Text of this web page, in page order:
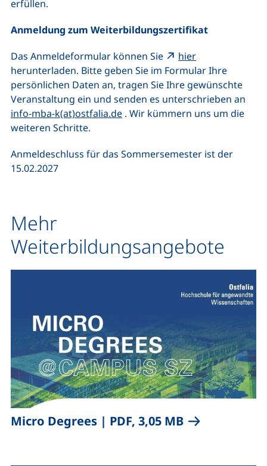
erfüllen.
Anmeldung zum Weiterbildungszertifikat
Das Anmeldeformular können Sie
hier(externer Link,
herunterladen. Bitte geben Sie im Formular Ihre
persönlichen Daten an, tragen Sie Ihre gewünschte
Veranstaltung ein und senden es unterschrieben an
info-mba-k(at)ostfalia.de(öffnet Ihr E-Mail-Programm)
. Wir kümmern uns um die
weiteren Schritte.
Anmeldeschluss für das Sommersemester ist der
15.02.2027
Mehr
Weiterbildungsangebote
Micro Degrees, | PDF, 3,05 MB(öffnet